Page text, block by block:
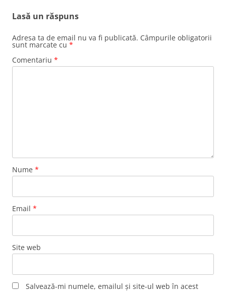
Lasă un răspuns
Adresa ta de email nu va fi publicată. Câmpurile obligatorii
sunt marcate cu *
Comentariu *
Nume *
Email *
Site web
Salvează-mi numele, emailul și site-ul web în acest